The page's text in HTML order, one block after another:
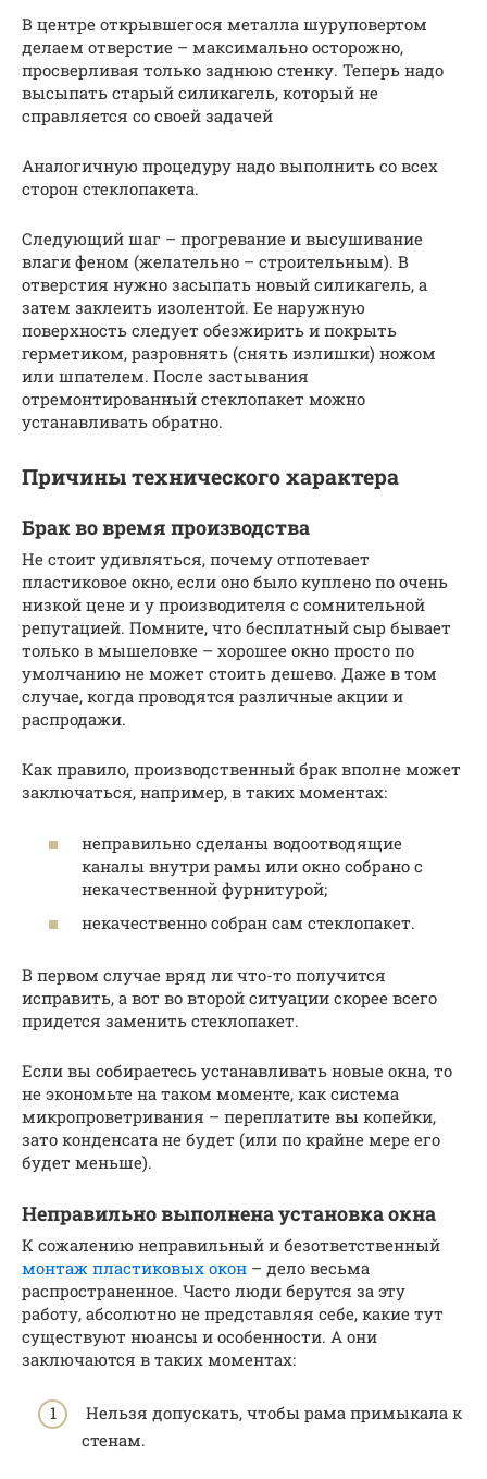
В центре открывшегося металла шуруповертом
делаем отверстие – максимально осторожно,
просверливая только заднюю стенку. Теперь надо
высыпать старый силикагель, который не
справляется со своей задачей
Аналогичную процедуру надо выполнить со всех
сторон стеклопакета.
Следующий шаг – прогревание и высушивание
влаги феном (желательно – строительным). В
отверстия нужно засыпать новый силикагель, а
затем заклеить изолентой. Ее наружную
поверхность следует обезжирить и покрыть
герметиком, разровнять (снять излишки) ножом
или шпателем. После застывания
отремонтированный стеклопакет можно
устанавливать обратно.
Причины технического характера
Брак во время производства
Не стоит удивляться, почему отпотевает
пластиковое окно, если оно было куплено по очень
низкой цене и у производителя с сомнительной
репутацией. Помните, что бесплатный сыр бывает
только в мышеловке – хорошее окно просто по
умолчанию не может стоить дешево. Даже в том
случае, когда проводятся различные акции и
распродажи.
Как правило, производственный брак вполне может
заключаться, например, в таких моментах:
неправильно сделаны водоотводящие
каналы внутри рамы или окно собрано с
некачественной фурнитурой;
некачественно собран сам стеклопакет.
В первом случае вряд ли что-то получится
исправить, а вот во второй ситуации скорее всего
придется заменить стеклопакет.
Если вы собираетесь устанавливать новые окна, то
не экономьте на таком моменте, как система
микропроветривания – переплатите вы копейки,
зато конденсата не будет (или по крайне мере его
будет меньше).
Неправильно выполнена установка окна
К сожалению неправильный и безответственный
монтаж пластиковых окон – дело весьма
распространенное. Часто люди берутся за эту
работу, абсолютно не представляя себе, какие тут
существуют нюансы и особенности. А они
заключаются в таких моментах:
Нельзя допускать, чтобы рама примыкала к
стенам.